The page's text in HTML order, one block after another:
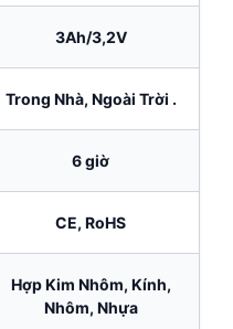
3Ah/3,2V
Trong Nhà, Ngoài Trời .
6 giờ
CE, RoHS
Hợp Kim Nhôm, Kính,
Nhôm, Nhựa